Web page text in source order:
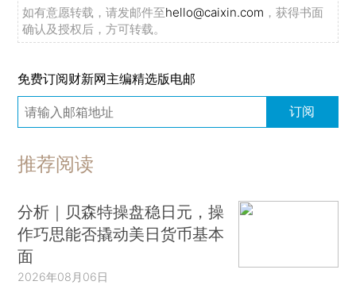
如有意愿转载，请发邮件至hello@caixin.com ，获得书面
确认及授权后，方可转载。
免费订阅财新网主编精选版电邮
订阅
推荐阅读
分析｜贝森特操盘稳日元，操
作巧思能否撬动美日货币基本
面
2026年08月06日